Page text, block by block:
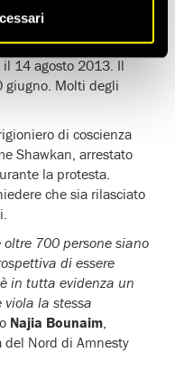
di 739 persone
manifestazione
il 14 agosto 2013. Il
giugno. Molti degli
di coscienza
Shawkan, arrestato
la protesta.
che sia rilasciato
700 persone siano
di essere
in tutta evidenza un
viola la stessa
Najia Bounaim
del Nord di Amnesty